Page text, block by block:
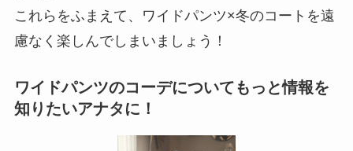
これらをふまえて、ワイドパンツ×冬のコートを遠
慮なく楽しんでしまいましょう！
ワイドパンツのコーデについてもっと情報を
知りたいアナタに！